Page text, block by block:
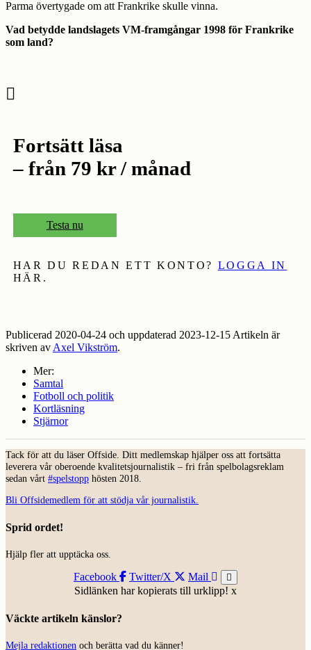
Parma övertygade om att Frankrike skulle vinna.
Vad betydde landslagets VM-framgångar 1998 för Frankrike
som land?
Fortsätt läsa
– från 79 kr / månad
Testa nu
HAR DU REDAN ETT KONTO? LOGGA IN
HÄR.
Publicerad 2020-04-24 och uppdaterad 2023-12-15 Artikeln är
skriven av Axel Vikström.
Mer:
Samtal
Fotboll och politik
Kortläsning
Stjärnor
Tack för att du läser Offside. Ditt medlemskap hjälper oss att fortsätta
leverera vår oberoende kvalitetsjournalistik – fri från spelbolagsreklam
sedan vårt #spelstopp hösten 2018.
Bli Offsidemedlem för att stödja vår journalistik.
Sprid ordet!
Hjälp fler att upptäcka oss.
Facebook Twitter/X
Mail
Sidlänken har kopierats till urklipp! x
Väckte artikeln känslor?
Mejla redaktionen och berätta vad du känner!